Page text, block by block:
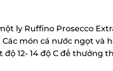
ly Ruffino Prosecco
món cá nước ngọt và
12- 14 độ C để thưởng